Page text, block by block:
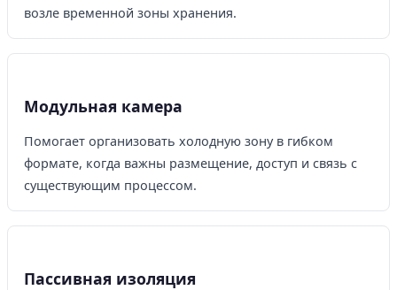
возле временной зоны хранения.
Модульная камера
Помогает организовать холодную зону в гибком
формате, когда важны размещение, доступ и связь с
существующим процессом.
Пассивная изоляция